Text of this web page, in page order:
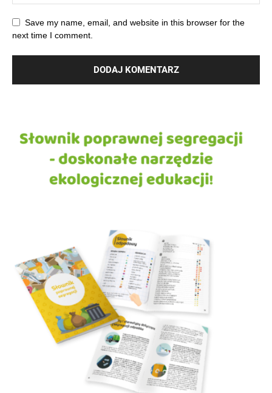
Save my name, email, and website in this browser for the
next time I comment.